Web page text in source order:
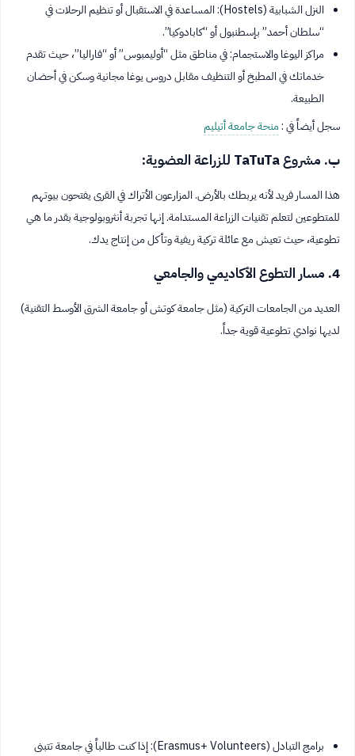
النزل الشبابية (Hostels): المساعدة في الاستقبال أو تنظيم الرحلات في
“سلطان أحمد” بإسطنبول أو “كابادوكيا”.
مراكز اليوغا والاستجمام: في مناطق مثل “أوليمبوس” أو “فاراليا”، حيث تقدم
خدماتك في المطبخ أو التنظيف مقابل دروس يوغا مجانية وسكن في أحضان
الطبيعة.
سجل أيضاً في :منحة جامعة أتيليم
ب. مشروع TaTuTa للزراعة العضوية:
هذا المسار فريد لأنه يربطك بالأرض. المزارعون الأتراك في القرى يفتحون بيوتهم
للمتطوعين لتعلم تقنيات الزراعة المستدامة. إنها تجربة أنثروبولوجية بقدر ما هي
تطوعية، حيث تعيش مع عائلة تركية ريفية وتأكل من إنتاج يدك.
4. مسار التطوع الأكاديمي والجامعي
العديد من الجامعات التركية (مثل جامعة كوتش أو جامعة الشرق الأوسط التقنية)
لديها نوادي تطوعية قوية جداً.
برامج التبادل (Erasmus+ Volunteers): إذا كنت طالباً في جامعة تتبنى